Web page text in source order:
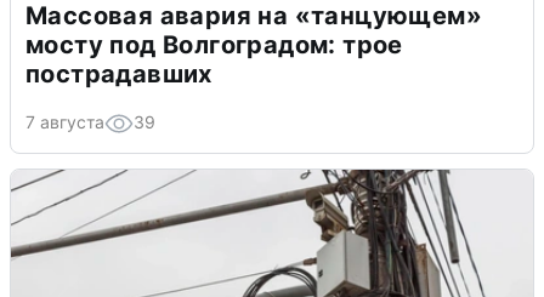
Массовая авария на «танцующем»
мосту под Волгоградом: трое
пострадавших
7 августа 39